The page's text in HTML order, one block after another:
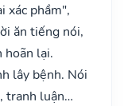
xác phầm",
ăn tiếng nói,
hoãn lại.
lây bệnh. Nói
tranh luận…